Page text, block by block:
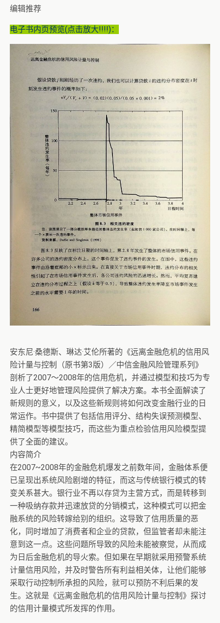
编辑推荐
电子书内页预览(点击放大!!!!)：
安东尼·桑德斯、琳达·艾伦所著的《远离金融危机的信用风
险计量与控制（原书第3版）／中信金融风险管理系列》
剖析了2007～2008年的信用危机，并通过模型和技巧为专
业人士更好地管理风险提供了解决方案。本书全面解读了
新规则的意义，以及这些新规则将如何改变金融行业的日
常运作。书中提供了包括信用评分、结构失误预测模型、
精简模型等模型技巧，而这些为重点检验信用风险模型提
供了全面的建议。
内容简介
在2007~2008年的金融危机爆发之前数年间，金融体系便
已呈现出系统风险剧增的特征，而这与传统银行模式的转
变关系甚大。银行业不再以存贷为主营方式，而是转移到
一种吸纳存款并迅速放贷的分销模式，这种模式可以把金
融系统的风险转嫁给别的组织。这导致了信用质量的恶
化，同时增加了消费者和企业的贷款，但监管者却未能注
意到这一点。这些问题所导致的风险未能被察觉，从而成
为日后金融危机的导火索。但如果在早期就采用预警系统
计量信用风险，并及时警告所有利益相关体，让他们能够
采取行动控制所承担的风险，就可以预防不利后果的发
生。这就是《远离金融危机的信用风险计量与控制》探讨
的信用计量模式所发挥的作用。